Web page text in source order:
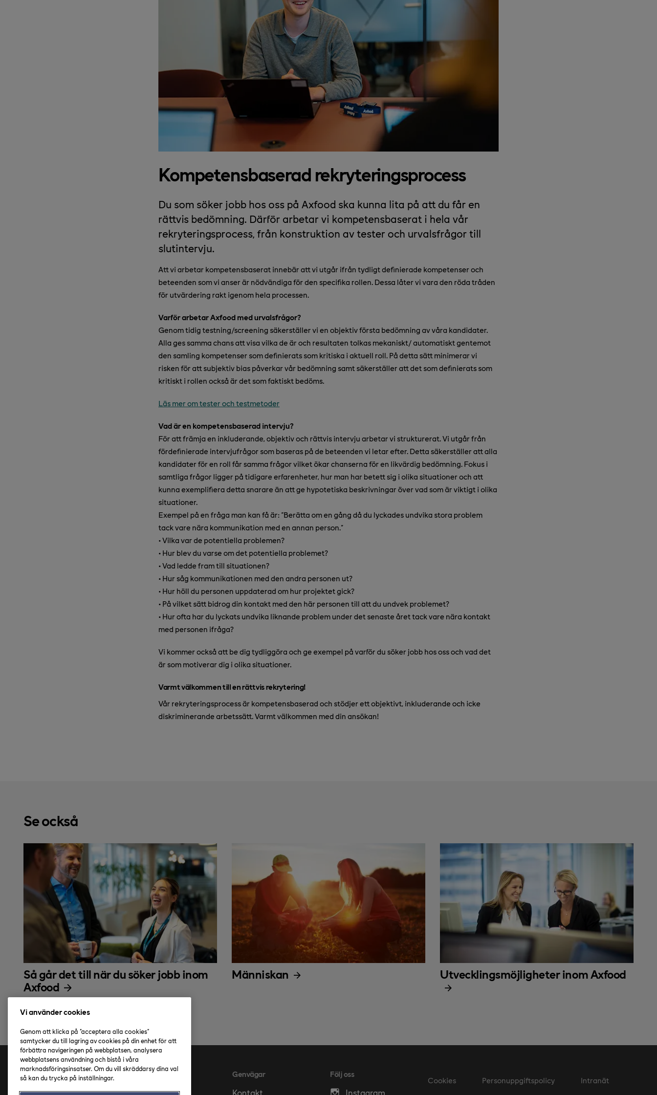
Kompetensbaserad rekryteringsprocess
Du som söker jobb hos oss på Axfood ska kunna lita på att du får en
rättvis bedömning. Därför arbetar vi kompetensbaserat i hela vår
rekryteringsprocess, från konstruktion av tester och urvalsfrågor till
slutintervju.
Att vi arbetar kompetensbaserat innebär att vi utgår ifrån tydligt definierade kompetenser och
beteenden som vi anser är nödvändiga för den specifika rollen. Dessa låter vi vara den röda tråden
för utvärdering rakt igenom hela processen.
Varför arbetar Axfood med urvalsfrågor?
Genom tidig testning/screening säkerställer vi en objektiv första bedömning av våra kandidater.
Alla ges samma chans att visa vilka de är och resultaten tolkas mekaniskt/ automatiskt gentemot
den samling kompetenser som definierats som kritiska i aktuell roll. På detta sätt minimerar vi
risken för att subjektiv bias påverkar vår bedömning samt säkerställer att det som definierats som
kritiskt i rollen också är det som faktiskt bedöms.
Läs mer om tester och testmetoder
Vad är en kompetensbaserad intervju?
För att främja en inkluderande, objektiv och rättvis intervju arbetar vi strukturerat. Vi utgår från
fördefinierade intervjufrågor som baseras på de beteenden vi letar efter. Detta säkerställer att alla
kandidater för en roll får samma frågor vilket ökar chanserna för en likvärdig bedömning. Fokus i
samtliga frågor ligger på tidigare erfarenheter, hur man har betett sig i olika situationer och att
kunna exemplifiera detta snarare än att ge hypotetiska beskrivningar över vad som är viktigt i olika
situationer.
Exempel på en fråga man kan få är: "Berätta om en gång då du lyckades undvika stora problem
tack vare nära kommunikation med en annan person."
• Vilka var de potentiella problemen?
• Hur blev du varse om det potentiella problemet?
• Vad ledde fram till situationen?
• Hur såg kommunikationen med den andra personen ut?
• Hur höll du personen uppdaterad om hur projektet gick?
• På vilket sätt bidrog din kontakt med den här personen till att du undvek problemet?
• Hur ofta har du lyckats undvika liknande problem under det senaste året tack vare nära kontakt
med personen ifråga?
Vi kommer också att be dig tydliggöra och ge exempel på varför du söker jobb hos oss och vad det
är som motiverar dig i olika situationer.
Varmt välkommen till en rättvis rekrytering!
Vår rekryteringsprocess är kompetensbaserad och stödjer ett objektivt, inkluderande och icke
diskriminerande arbetssätt. Varmt välkommen med din ansökan!
Se också
Så går det till när du söker jobb inom
Axfood
Människan Utvecklingsmöjligheter inom Axfood
Adress
Axfood AB
Genvägar
Kontakt
Följ oss
Instagram
Cookies Personuppgiftspolicy Intranät
Vi använder cookies
Genom att klicka på "acceptera alla cookies"
samtycker du till lagring av cookies på din enhet för att
förbättra navigeringen på webbplatsen, analysera
webbplatsens användning och bistå i våra
marknadsföringsinsatser. Om du vill skräddarsy dina val
så kan du trycka på inställningar.